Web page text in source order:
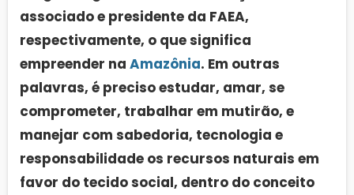
associado e presidente da FAEA,
respectivamente, o que significa
empreender na Amazônia. Em outras
palavras, é preciso estudar, amar, se
comprometer, trabalhar em mutirão, e
manejar com sabedoria, tecnologia e
responsabilidade os recursos naturais em
favor do tecido social, dentro do conceito